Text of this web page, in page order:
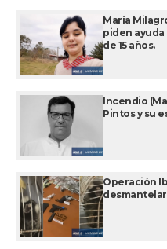
María
piden
de 15 años.
Incendio
Pintos y su
Operación